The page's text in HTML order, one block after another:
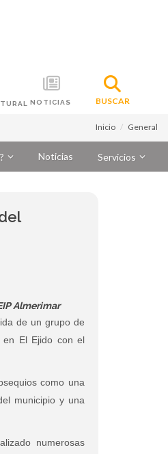
NOTICIAS BUSCAR
Inicio General
Noticias Servicios
Almerimar
de un grupo de
en El Ejido con el
como una
municipio y una
numerosas